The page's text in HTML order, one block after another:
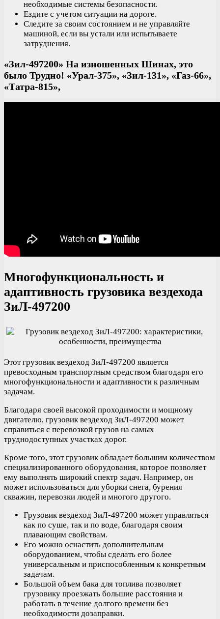
необходимые системы безопасности.
Ездите с учетом ситуации на дороге.
Следите за своим состоянием и не управляйте
машиной, если вы устали или испытываете
затруднения.
«Зил-497200» На изношенных Шинах, это
было Трудно! «Урал-375», «Зил-131», «Газ-66»,
«Татра-815»,
Многофункциональность и
адаптивность грузовика вездехода
ЗиЛ-497200
Этот грузовик вездеход ЗиЛ-497200 является
превосходным транспортным средством благодаря его
многофункциональности и адаптивности к различным
задачам.
Благодаря своей высокой проходимости и мощному
двигателю, грузовик вездеход ЗиЛ-497200 может
справиться с перевозкой грузов на самых
труднодоступных участках дорог.
Кроме того, этот грузовик обладает большим количеством
специализированного оборудования, которое позволяет
ему выполнять широкий спектр задач. Например, он
может использоваться для уборки снега, бурения
скважин, перевозки людей и многого другого.
Грузовик вездеход ЗиЛ-497200 может управляться
как по суше, так и по воде, благодаря своим
плавающим свойствам.
Его можно оснастить дополнительным
оборудованием, чтобы сделать его более
универсальным и приспособленным к конкретным
задачам.
Большой объем бака для топлива позволяет
грузовику проезжать большие расстояния и
работать в течение долгого времени без
необходимости дозаправки.